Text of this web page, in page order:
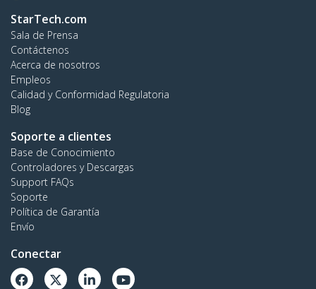
StarTech.com
Sala de Prensa
Contáctenos
Acerca de nosotros
Empleos
Calidad y Conformidad Regulatoria
Blog
Soporte a clientes
Base de Conocimiento
Controladores y Descargas
Support FAQs
Soporte
Política de Garantía
Envío
Conectar